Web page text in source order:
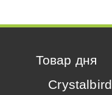
Товар дня
Crystalbird